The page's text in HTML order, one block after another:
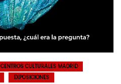
CENTROS CULTURALES MADRID
EXPOSICIONES